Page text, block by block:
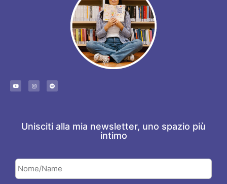
Unisciti alla mia newsletter, uno spazio più
intimo